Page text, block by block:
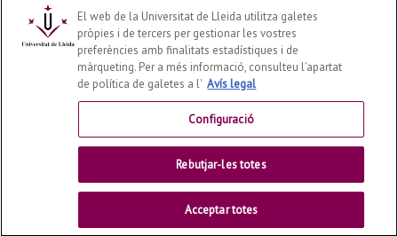
Departament d'Enginyeria Informàtica i Disseny Digital
© | Telf: +34 973 70 27 55
Contactar
Universitat de Lleida
El web de la Universitat de Lleida utilitza galetes
pròpies i de tercers per gestionar les vostres
preferències amb finalitats estadístiques i de
màrqueting. Per a més informació, consulteu l’apartat
de política de galetes a l' Avís legal
Configuració
Rebutjar-les totes
Acceptar totes